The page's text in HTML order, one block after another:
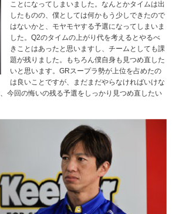
ことになってしまいました。なんとかタイムは出
したものの、僕としては何かもう少しできたので
はないかと、モヤモヤする予選になってしまいま
した。Q2のタイムの上がり代を考えるとやるべ
きことはあったと思いますし、チームとしても課
題が残りました。もちろん僕自身も見つめ直した
いと思います。GRスープラ勢が上位を占めたの
は良いことですが、まだまだやらなければいけな
今回の悔いの残る予選をしっかり見つめ直したい